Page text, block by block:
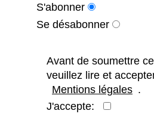
S'abonner
Se désabonner
Avant de soumettre
veuillez lire et
Mentions légales .
J'accepte: